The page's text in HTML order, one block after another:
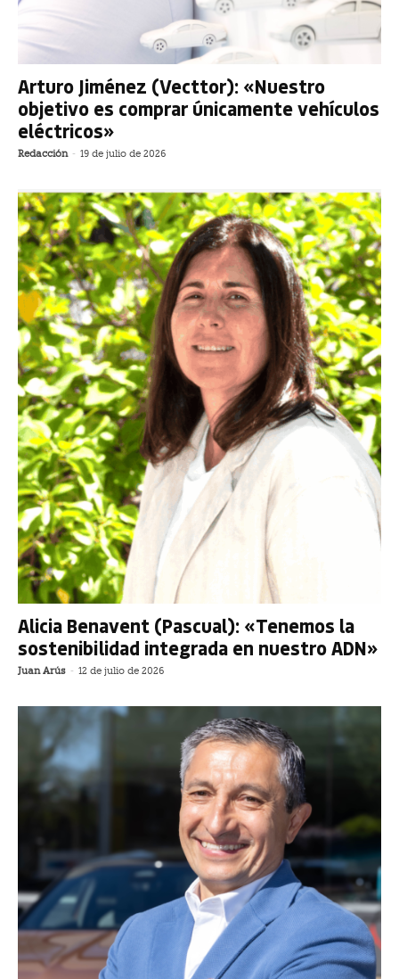
Arturo Jiménez (Vecttor): «Nuestro
objetivo es comprar únicamente vehículos
eléctricos»
Redacción - 19 de julio de 2026
Alicia Benavent (Pascual): «Tenemos la
sostenibilidad integrada en nuestro ADN»
Juan Arús - 12 de julio de 2026